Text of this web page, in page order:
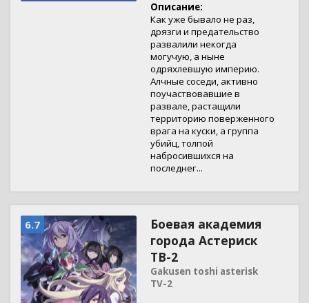
Описание:
Как уже бывало не раз,
дрязги и предательство
развалили некогда
могучую, а ныне
одряхлевшую империю.
Алчные соседи, активно
поучаствовавшие в
развале, растащили
территорию поверженного
врага на куски, а группа
убийц, толпой
набросившихся на
последнег...
6.7
Боевая академия
города Астериск
ТВ-2
Gakusen toshi asterisk
TV-2